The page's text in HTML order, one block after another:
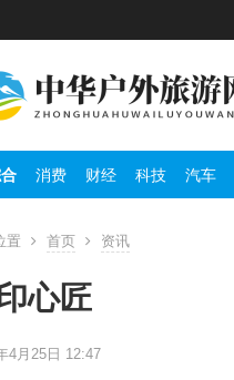
消费 财经 科技 汽车
置 首页 资讯
心匠
4月25日 12:47